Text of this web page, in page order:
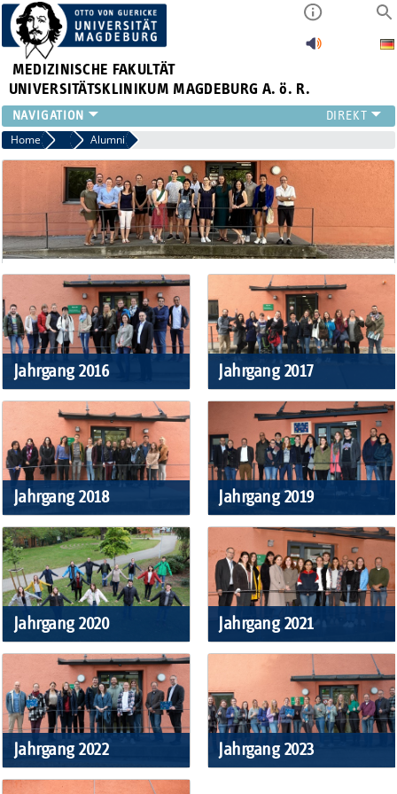
MEDIZINISCHE FAKULTÄT
UNIVERSITÄTSKLINIKUM MAGDEBURG A. ö. R.
INSTITUTE
KLINIKEN
ZENTRALE EINRICHTUNGEN
FORSCHUNG
PRESSE
ÜBER UNS
INTRANET
Home Immunologie (M.Sc.)
Alumni
Jahrgang 2016 Jahrgang 2017
Jahrgang 2018 Jahrgang 2019
Jahrgang 2020 Jahrgang 2021
Jahrgang 2022 Jahrgang 2023